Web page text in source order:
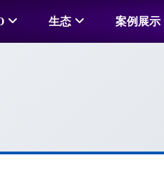
生态 案例展示